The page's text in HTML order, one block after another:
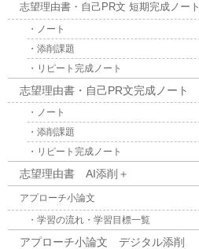
志望理由書・自己PR文 短期完成ノート
・ノート
・添削課題
・リピート完成ノート
志望理由書・自己PR文完成ノート
・ノート
・添削課題
・リピート完成ノート
志望理由書 AI添削＋
アプローチ小論文
・学習の流れ・学習目標一覧
アプローチ小論文 デジタル添削